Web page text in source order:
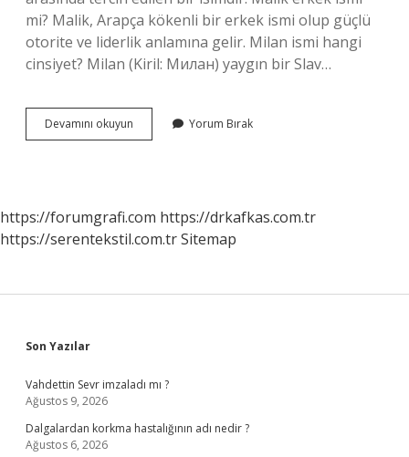
mi? Malik, Arapça kökenli bir erkek ismi olup güçlü
otorite ve liderlik anlamına gelir. Milan ismi hangi
cinsiyet? Milan (Kiril: Милан) yaygın bir Slav…
Devamını okuyun
Erkek
Yorum Bırak
https://forumgrafi.com https://drkafkas.com.tr
https://serentekstil.com.trSitemap
Sidebar
Son Yazılar
Vahdettin Sevr imzaladı mı ?
Ağustos 9, 2026
Dalgalardan korkma hastalığının adı nedir ?
Ağustos 6, 2026